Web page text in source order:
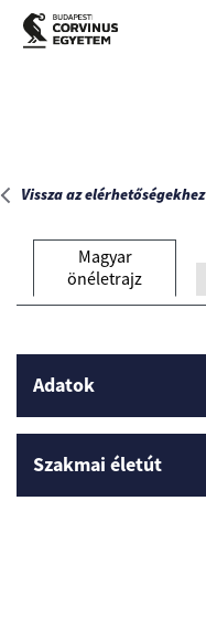
Főoldal
Vissza az elérhetőségekhez
Magyar
önéletrajz
Adatok
Szakmai életút